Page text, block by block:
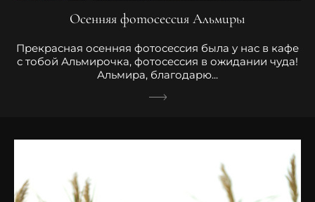
Осенняя фотосессия Альмиры
Прекрасная осенняя фотосессия была у нас в кафе
с тобой Альмирочка, фотосессия в ожидании чуда!
Альмира, благодарю...